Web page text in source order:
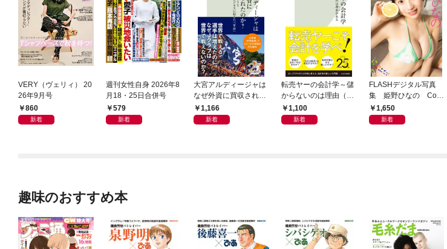
VERY（ヴェリィ） 20
26年9月号
860
新着
週刊女性自身 2026年8
月18・25日合併号
579
新着
大宮アルディージャは
なぜ外資に買収された
のか？～日本サッカー
とスポーツビジネスに
1,166
新着
転売ヤーの会計学～儲
からないのは理由（わ
け）がある～
1,100
新着
FLASHデジタル写真
集 姫野ひなの Colo
rful Summer
1,650
新着
趣味のおすすめ本